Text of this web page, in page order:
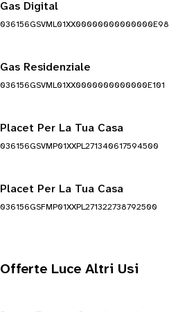
Gas Digital
036156GSVML01XX00000000000000E98
Gas Residenziale
036156GSVML01XX0000000000000E101
Placet Per La Tua Casa
036156GSVMP01XXPL271340617594500
Placet Per La Tua Casa
036156GSFMP01XXPL271322738792500
Offerte Luce Altri Usi